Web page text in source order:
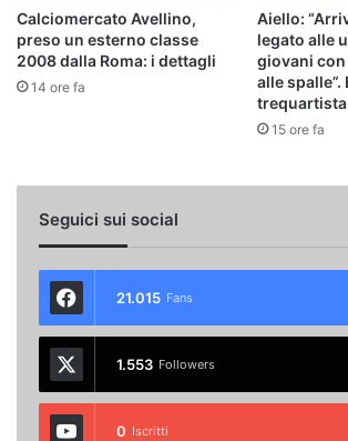
Calciomercato Avellino,
preso un esterno classe
2008 dalla Roma: i dettagli
14 ore fa
Aiello:
legato alle
giovani con
alle spalle”.
15 ore fa
Seguici sui social
21.015 Fans
1.553 Followers
0 Iscritti